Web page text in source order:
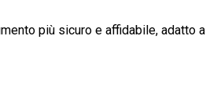
più sicuro e affidabile, adatto al